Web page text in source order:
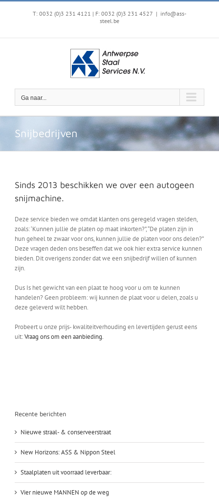
Ga
T: 0032 (0)3 231 4121 | F: 0032 (0)3 231 4527 | info@ass-
steel.be
Ga naar...
Snijbedrijven
Sinds 2013 beschikken we over een autogeen
snijmachine.
Deze service bieden we omdat klanten ons geregeld vragen stelden,
zoals: ‘Kunnen jullie de platen op maat inkorten?”, “De platen zijn in
hun geheel te zwaar voor ons, kunnen jullie de platen voor ons delen?”
Deze vragen deden ons beseffen dat we ook hier extra service kunnen
bieden. Dit overigens zonder dat we een snijbedrijf willen of kunnen
zijn.
Dus Is het gewicht van een plaat te hoog voor u om te kunnen
handelen? Geen probleem: wij kunnen de plaat voor u delen, zoals u
deze geleverd wilt hebben.
Probeert u onze prijs- kwaliteitverhouding en levertijden gerust eens
uit:Vraag ons om een aanbieding.
Recente berichten
Nieuwe straal- & conserveerstraat
New Horizons: ASS & Nippon Steel
Staalplaten uit voorraad leverbaar:
Vier nieuwe MANNEN op de weg